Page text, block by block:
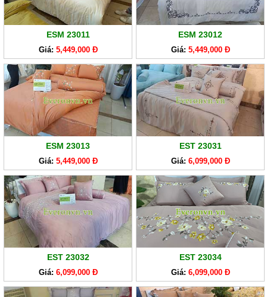
ESM 23011
Giá: 5,449,000 Đ
ESM 23012
Giá: 5,449,000 Đ
ESM 23013
Giá: 5,449,000 Đ
EST 23031
Giá: 6,099,000 Đ
EST 23032
Giá: 6,099,000 Đ
EST 23034
Giá: 6,099,000 Đ